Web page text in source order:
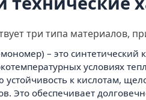
три типа материалов,
– это синтетический
условиях
устойчивость к кислотам,
Это обеспечивает